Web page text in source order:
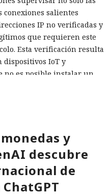
conexiones salientes
IP no verificadas y
que requieren este
Esta verificación resulta
dispositivos IoT y
es posible instalar un
porque no haya violado el
y
descubre
de